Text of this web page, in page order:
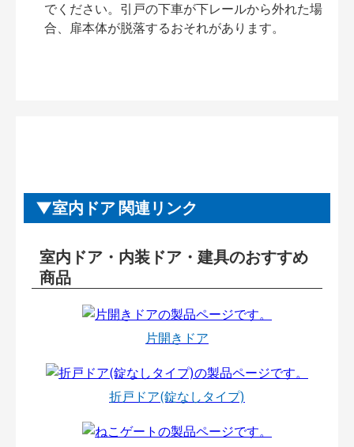
でください。引戸の下車が下レールから外れた場
合、扉本体が脱落するおそれがあります。
室内ドア 関連リンク
室内ドア・内装ドア・建具のおすすめ
商品
片開きドア
折戸ドア(錠なしタイプ)